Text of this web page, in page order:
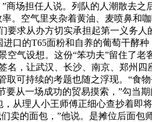
商场担任人说。列队的人潮散去之
。空气里夹杂着黄油、麦喷鼻和
求从办方切实承担起第一义务人
口的T65面粉和自养的葡萄干酵种
气设想。这份“笨功夫”留住了老
名，让武汉、长沙、南京、郑州四
可持续的考题也随之浮现。“食物
从一场成功的贸易摸索，”勾当
从理人小王师傅正细心查抄着即
卖的面包，”他说。是摊位后面包